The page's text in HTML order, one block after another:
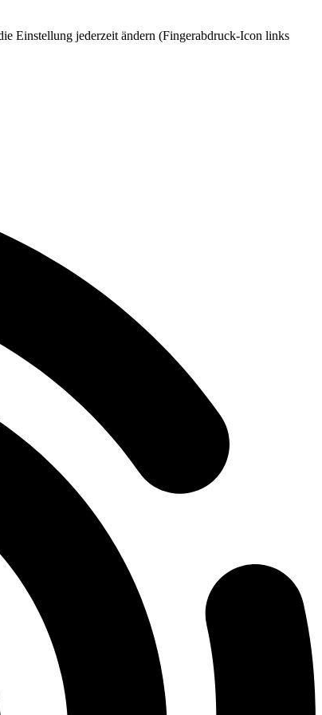
Einstellung jederzeit ändern (Fingerabdruck-Icon links